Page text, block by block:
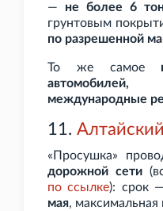
— не более 6
грунтовым
по разрешенной
То же самое
международные
11.
«Просушка»
дорожной сети
по ссылке): срок
мая, максимальная